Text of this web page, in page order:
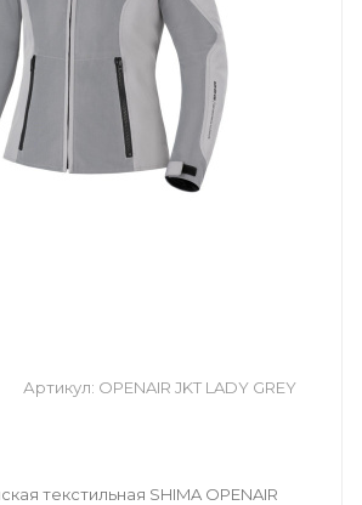
Артикул: OPENAIR JKT LADY GREY
текстильная SHIMA OPENAIR